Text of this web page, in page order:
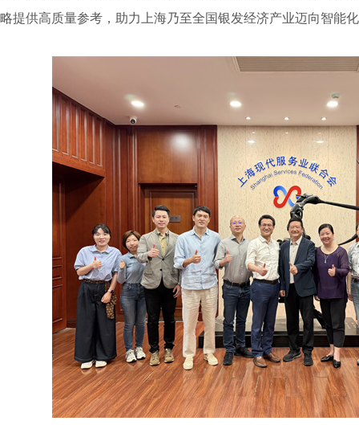
略提供高质量参考，助力上海乃至全国银发经济产业迈向智能